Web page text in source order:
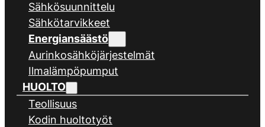
Sähkösuunnittelu
Sähkötarvikkeet
Energiansäästö
Aurinkosähköjärjestelmät
Ilmalämpöpumput
HUOLTO
Teollisuus
Kodin huoltotyöt